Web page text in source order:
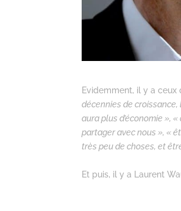
Evidemment, il y a
décennies de croissance,
aura plus d’économie »,
partager avec nous », «
très peu de choses, et
Et puis, il y a Laurent